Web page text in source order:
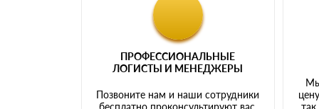
ПРОФЕССИОНАЛЬНЫЕ
ЛОГИСТЫ И МЕНЕДЖЕРЫ
Позвоните нам и наши сотрудники
бесплатно проконсультируют вас,